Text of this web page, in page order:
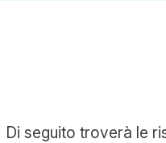
Di seguito troverà le